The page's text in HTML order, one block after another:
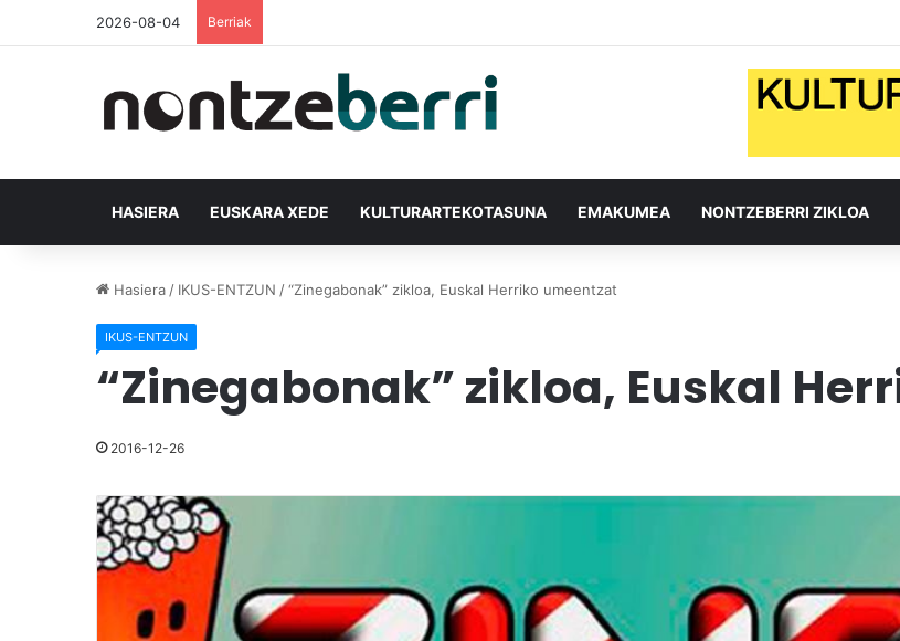
2026-08-04 Berriak
HASIERA EUSKARA XEDE KULTURARTEKOTASUNA EMAKUMEA NONTZEBERRI ZIKLOA
Hasiera / IKUS-ENTZUN /“Zinegabonak” zikloa, Euskal Herriko umeentzat
IKUS-ENTZUN
“Zinegabonak” zikloa, Euskal
2016-12-26